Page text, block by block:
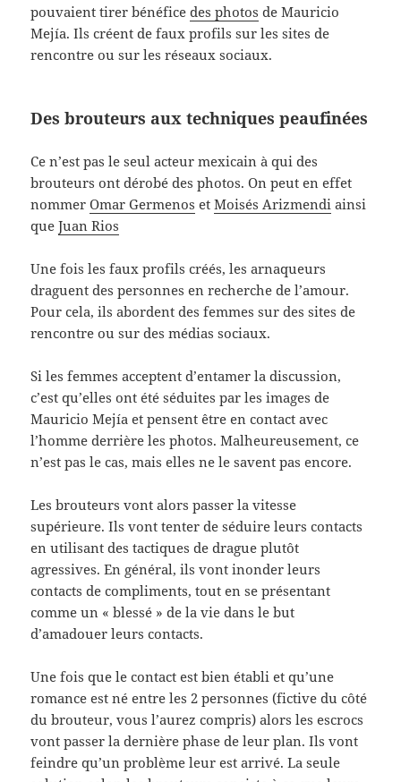
pouvaient tirer bénéficedes photos de Mauricio
Mejía. Ils créent de faux profils sur les sites de
rencontre ou sur les réseaux sociaux.
Des brouteurs aux techniques peaufinées
Ce n’est pas le seul acteur mexicain à qui des
brouteurs ont dérobé des photos. On peut en effet
nommerOmar Germenos etMoisés Arizmendi ainsi
queJuan Rios
Une fois les faux profils créés, les arnaqueurs
draguent des personnes en recherche de l’amour.
Pour cela, ils abordent des femmes sur des sites de
rencontre ou sur des médias sociaux.
Si les femmes acceptent d’entamer la discussion,
c’est qu’elles ont été séduites par les images de
Mauricio Mejía et pensent être en contact avec
l’homme derrière les photos. Malheureusement, ce
n’est pas le cas, mais elles ne le savent pas encore.
Les brouteurs vont alors passer la vitesse
supérieure. Ils vont tenter de séduire leurs contacts
en utilisant des tactiques de drague plutôt
agressives. En général, ils vont inonder leurs
contacts de compliments, tout en se présentant
comme un « blessé » de la vie dans le but
d’amadouer leurs contacts.
Une fois que le contact est bien établi et qu’une
romance est né entre les 2 personnes (fictive du côté
du brouteur, vous l’aurez compris) alors les escrocs
vont passer la dernière phase de leur plan. Ils vont
feindre qu’un problème leur est arrivé. La seule